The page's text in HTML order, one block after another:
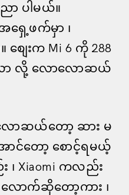
ညာ ပါမယ်။
အရှေ့ဖက်မှာ ၊
ျေးက Mi 6 ကို 288
ါ်လာ လို့ လောလောဆယ်
ာဆယ်တော့ ဆား မ
ောင်တော့ စောင့်ရမယ့်
၊ Xiaomi ကလည်း
ောက်ဆိုတော့ကား ၊